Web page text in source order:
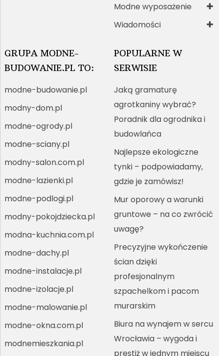
Modne wyposażenie
Wiadomości
GRUPA MODNE-
BUDOWANIE.PL TO:
modne-budowanie.pl
modny-dom.pl
modne-ogrody.pl
modne-sciany.pl
modny-salon.com.pl
modne-lazienki.pl
modne-podlogi.pl
modny-pokojdziecka.pl
modna-kuchnia.com.pl
modne-dachy.pl
modne-instalacje.pl
modne-izolacje.pl
modne-malowanie.pl
modne-okna.com.pl
modnemieszkania.pl
POPULARNE W
SERWISIE
Jaką gramaturę
agrotkaniny wybrać?
Poradnik dla ogrodnika i
budowlańca
Najlepsze ekologiczne
tynki – podpowiadamy,
gdzie je zamówisz!
Mur oporowy a warunki
gruntowe – na co zwrócić
uwagę?
Precyzyjne wykończenie
ścian dzięki
profesjonalnym
szpachelkom i pacom
murarskim
Biura na wynajem w sercu
Wrocławia – wygoda i
prestiż w jednym miejscu